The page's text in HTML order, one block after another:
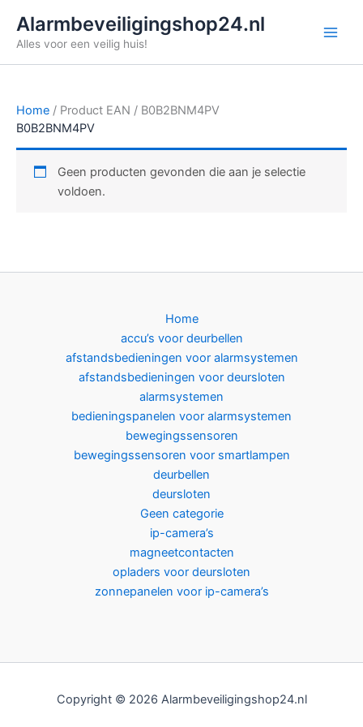
naar
inhoud
Alarmbeveiligingshop24.nl
Alles voor een veilig huis!
Home / Product EAN / B0B2BNM4PV
B0B2BNM4PV
Geen producten gevonden die aan je selectie
voldoen.
Home
accu’s voor deurbellen
afstandsbedieningen voor alarmsystemen
afstandsbedieningen voor deursloten
alarmsystemen
bedieningspanelen voor alarmsystemen
bewegingssensoren
bewegingssensoren voor smartlampen
deurbellen
deursloten
Geen categorie
ip-camera’s
magneetcontacten
opladers voor deursloten
zonnepanelen voor ip-camera’s
Copyright © 2026 Alarmbeveiligingshop24.nl